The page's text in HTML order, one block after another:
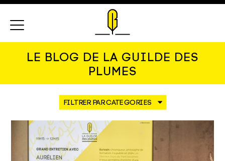
LE BLOG DE LA GUILDE DES
PLUMES